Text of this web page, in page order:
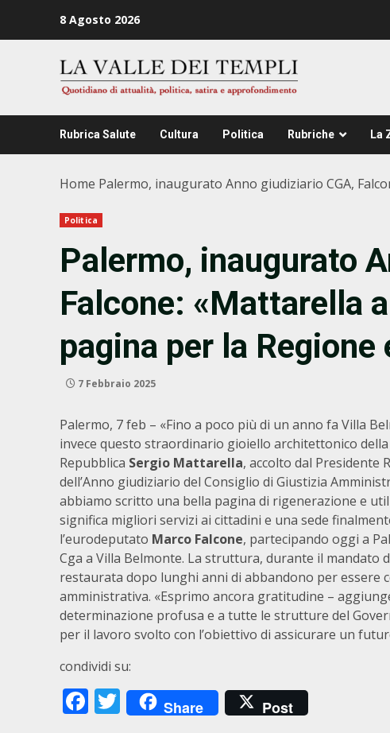
8 Agosto 2026
Rubrica Salute Cultura Politica Rubriche La
Home Palermo, inaugurato Anno giudiziario CGA,
Politica
Palermo, inaugurato
Falcone: «Mattarella
pagina per la Regione
7 Febbraio 2025
Palermo, 7 feb – «Fino a poco più di un anno fa Villa
invece questo straordinario gioiello architettonico
Repubblica Sergio Mattarella, accolto dal Presidente
dell’Anno giudiziario del Consiglio di Giustizia
abbiamo scritto una bella pagina di rigenerazione e
significa migliori servizi ai cittadini e una sede
l’eurodeputato Marco Falcone, partecipando oggi a
Cga a Villa Belmonte. La struttura, durante il mandato
restaurata dopo lunghi anni di abbandono per essere
amministrativa. «Esprimo ancora gratitudine –
determinazione profusa e a tutte le strutture del
per il lavoro svolto con l’obiettivo di assicurare un
condividi su:
Facebook
Twitter
Share Post